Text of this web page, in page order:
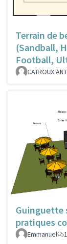
Terrain de
(Sandball,
Football,
CATROUX
Guinguette
pratiques
Emmanuel
1